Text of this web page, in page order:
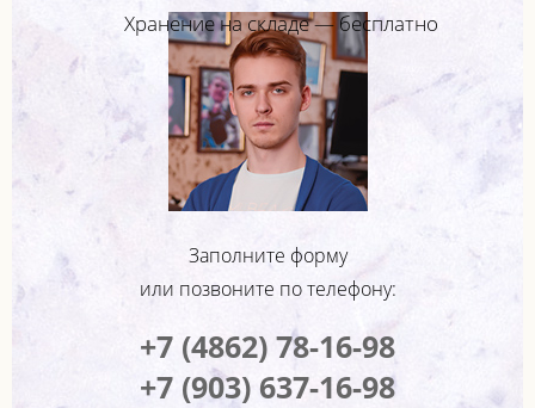
Заполните форму
или позвоните по телефону:
+7 (4862) 78-16-98
+7 (903) 637-16-98
Хранение на складе — бесплатно